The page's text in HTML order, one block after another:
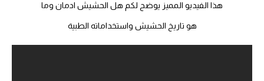
هذا الفيديو المميز يوضح لكم هل الحشيش ادمان وما
هو تاريخ الحشيش واستخداماته الطبية